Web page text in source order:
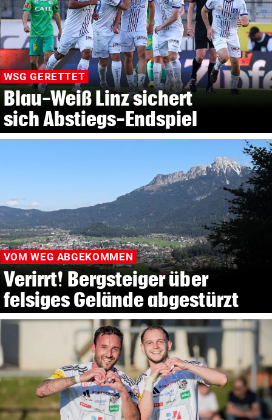
WSG GERETTET
Blau-Weiß Linz sichert
sich Abstiegs-Endspiel
VOM WEG ABGEKOMMEN
Verirrt! Bergsteiger über
felsiges Gelände abgestürzt